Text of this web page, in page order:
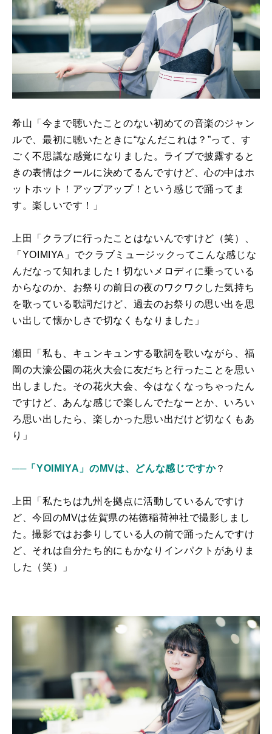
希山「今まで聴いたことのない初めての音楽のジャン
ルで、最初に聴いたときに“なんだこれは？”って、す
ごく不思議な感覚になりました。ライブで披露すると
きの表情はクールに決めてるんですけど、心の中はホ
ットホット！アップアップ！という感じで踊ってま
す。楽しいです！」
上田「クラブに行ったことはないんですけど（笑）、
「YOIMIYA」でクラブミュージックってこんな感じな
んだなって知れました！切ないメロディに乗っている
からなのか、お祭りの前日の夜のワクワクした気持ち
を歌っている歌詞だけど、過去のお祭りの思い出を思
い出して懐かしさで切なくもなりました」
瀬田「私も、キュンキュンする歌詞を歌いながら、福
岡の大濠公園の花火大会に友だちと行ったことを思い
出しました。その花火大会、今はなくなっちゃったん
ですけど、あんな感じで楽しんでたなーとか、いろい
ろ思い出したら、楽しかった思い出だけど切なくもあ
り」
──「YOIMIYA」のMVは、どんな感じですか？
上田「私たちは九州を拠点に活動しているんですけ
ど、今回のMVは佐賀県の祐徳稲荷神社で撮影しまし
た。撮影ではお参りしている人の前で踊ったんですけ
ど、それは自分たち的にもかなりインパクトがありま
した（笑）」